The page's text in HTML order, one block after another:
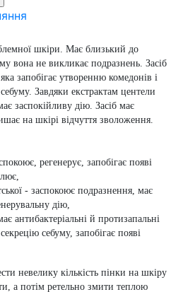
шкіри. Має близький до
вона не викликає подразнень. Засіб
запобігає утворенню комедонів і
Завдяки екстрактам центели
заспокійливу дію. Засіб має
на шкірі відчуття зволоження.
регенерує, запобігає появі
- заспокоює подразнення, має
дію,
антибактеріальні й протизапальні
себуму, запобігає появі
невелику кількість пінки на шкіру
а потім ретельно змити теплою